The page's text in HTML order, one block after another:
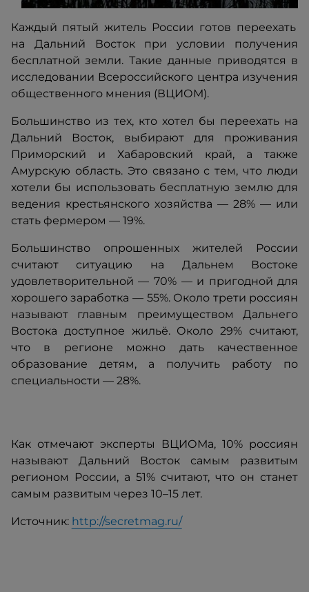
Каждый пятый житель России готов переехать
на Дальний Восток при условии получения
бесплатной земли. Такие данные приводятся в
исследовании Всероссийского центра изучения
общественного мнения (ВЦИОМ).
Большинство из тех, кто хотел бы переехать на
Дальний Восток, выбирают для проживания
Приморский и Хабаровский край, а также
Амурскую область. Это связано с тем, что люди
хотели бы использовать бесплатную землю для
ведения крестьянского хозяйства — 28% — или
стать фермером — 19%.
Большинство опрошенных жителей России
считают ситуацию на Дальнем Востоке
удовлетворительной — 70% — и пригодной для
хорошего заработка — 55%. Около трети россиян
называют главным преимуществом Дальнего
Востока доступное жильё. Около 29% считают,
что в регионе можно дать качественное
образование детям, а получить работу по
специальности — 28%.
Как отмечают эксперты ВЦИОМа, 10% россиян
называют Дальний Восток самым развитым
регионом России, а 51% считают, что он станет
самым развитым через 10–15 лет.
Источник: http://secretmag.ru/